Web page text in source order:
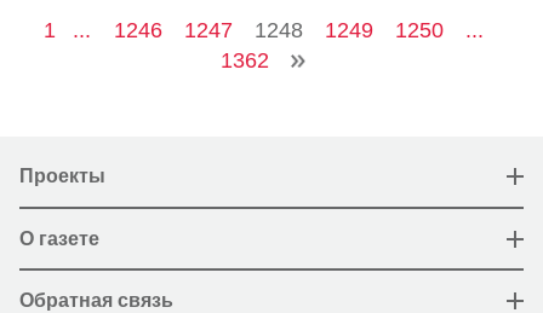
1 ... 1246 1247 1248 1249 1250
...
1362
Проекты
О газете
Обратная связь